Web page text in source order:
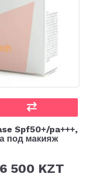
Spf50+/pa+++,
под макияж
6 500 KZT